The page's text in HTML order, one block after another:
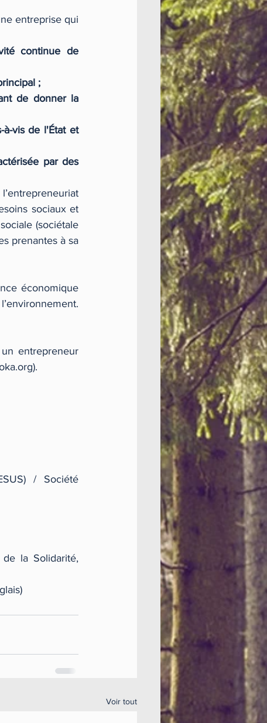
entreprise qui
continue de
;
de donner la
à-vis de l'État et
par des
sociaux et
(sociétale
prenantes à sa
économique
entrepreneur
/ Société
de la Solidarité,
Voir tout